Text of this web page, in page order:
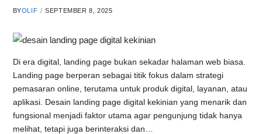
BYOLIF SEPTEMBER 8, 2025
Di era digital, landing page bukan sekadar halaman web biasa.
Landing page berperan sebagai titik fokus dalam strategi
pemasaran online, terutama untuk produk digital, layanan, atau
aplikasi. Desain landing page digital kekinian yang menarik dan
fungsional menjadi faktor utama agar pengunjung tidak hanya
melihat, tetapi juga berinteraksi dan…